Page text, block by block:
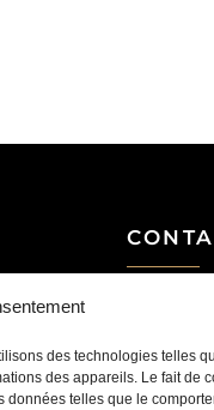
des technologies telles
des appareils. Le fait de
données telles que le
du
04 28 29
35 Av.